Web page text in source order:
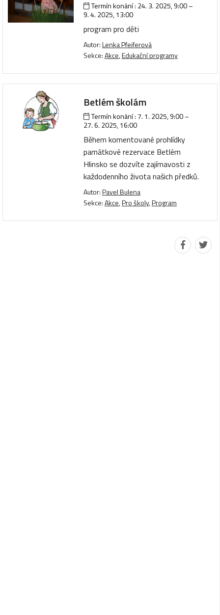
Termín konání : 24. 3. 2025, 9:00–
9. 4. 2025, 13:00
program pro děti
Autor:Lenka Pfeiferová
Sekce:Akce,Edukační programy
Betlém školám
Termín konání : 7. 1. 2025, 9:00–
27. 6. 2025, 16:00
Během komentované prohlídky
památkové rezervace Betlém
Hlinsko se dozvíte zajímavosti z
každodenního života našich předků.
Autor:Pavel Bulena
Sekce:Akce,Pro školy,Program